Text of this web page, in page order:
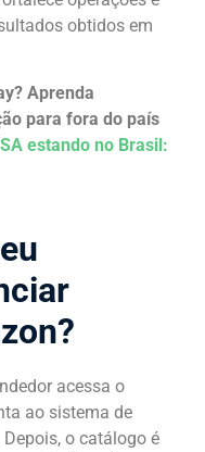
obtidos em
Aprenda
para fora do país
estando no Brasil:
acessa o
ao sistema de
o catálogo é